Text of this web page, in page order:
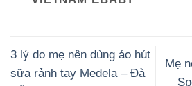
3 lý do mẹ nên dùng áo hút
sữa rảnh tay Medela – Đà
Mẹ